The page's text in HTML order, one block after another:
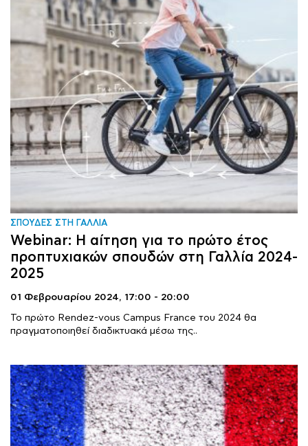
ΣΠΟΥΔΕΣ ΣΤΗ ΓΑΛΛΙΑ
Webinar: Η αίτηση για το πρώτο έτος
προπτυχιακών σπουδών στη Γαλλία 2024-
2025
01 Φεβρουαρίου 2024, 17:00 - 20:00
Το πρώτο Rendez-vous Campus France του 2024 θα
πραγματοποιηθεί διαδικτυακά μέσω της..